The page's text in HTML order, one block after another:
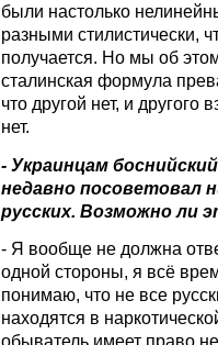
были настолько
разными стилистически,
получается. Но мы об
сталинская формула
что другой нет, и другого
нет.
- Украинцам
недавно посоветовал
русских. Возможно ли
- Я вообще не должна
одной стороны, я всё
понимаю, что не все
находятся в
обыватель имеет право